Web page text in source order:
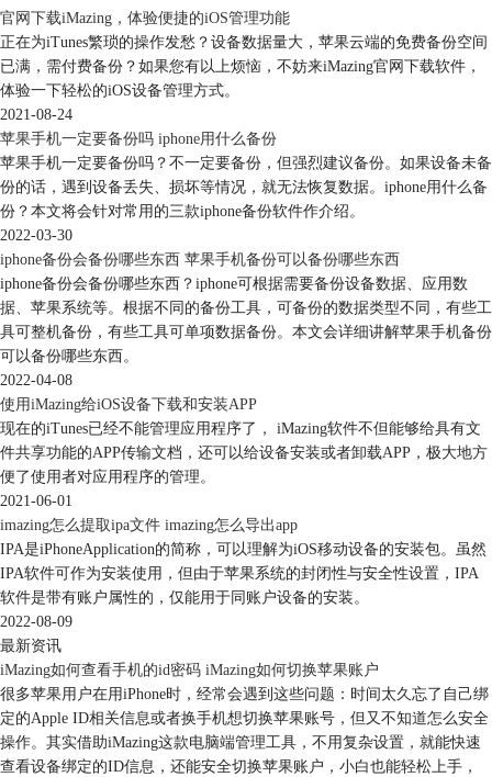
图4：选择需要转移的软件
最后回到转移选项界面后，点击右下角的“下一步”，就可以将旧iPhone中
的软件数据转移到新手机了。
这里要注意的一点是进行软件数据转移操作时，需要关闭两台手机中
的“查找我的iPhone”功能。
官网下载iMazing，体验便捷的iOS管理功能
正在为iTunes繁琐的操作发愁？设备数据量大，苹果云端的免费备份空间
已满，需付费备份？如果您有以上烦恼，不妨来iMazing官网下载软件，
体验一下轻松的iOS设备管理方式。
2021-08-24
苹果手机一定要备份吗 iphone用什么备份
苹果手机一定要备份吗？不一定要备份，但强烈建议备份。如果设备未备
份的话，遇到设备丢失、损坏等情况，就无法恢复数据。iphone用什么备
份？本文将会针对常用的三款iphone备份软件作介绍。
2022-03-30
iphone备份会备份哪些东西 苹果手机备份可以备份哪些东西
iphone备份会备份哪些东西？iphone可根据需要备份设备数据、应用数
据、苹果系统等。根据不同的备份工具，可备份的数据类型不同，有些工
具可整机备份，有些工具可单项数据备份。本文会详细讲解苹果手机备份
可以备份哪些东西。
2022-04-08
使用iMazing给iOS设备下载和安装APP
现在的iTunes已经不能管理应用程序了， iMazing软件不但能够给具有文
件共享功能的APP传输文档，还可以给设备安装或者卸载APP，极大地方
便了使用者对应用程序的管理。
2021-06-01
imazing怎么提取ipa文件 imazing怎么导出app
IPA是iPhoneApplication的简称，可以理解为iOS移动设备的安装包。虽然
IPA软件可作为安装使用，但由于苹果系统的封闭性与安全性设置，IPA
软件是带有账户属性的，仅能用于同账户设备的安装。
2022-08-09
最新资讯
iMazing如何查看手机的id密码 iMazing如何切换苹果账户
很多苹果用户在用iPhone时，经常会遇到这些问题：时间太久忘了自己绑
定的Apple ID相关信息或者换手机想切换苹果账号，但又不知道怎么安全
操作。其实借助iMazing这款电脑端管理工具，不用复杂设置，就能快速
查看设备绑定的ID信息，还能安全切换苹果账户，小白也能轻松上手，